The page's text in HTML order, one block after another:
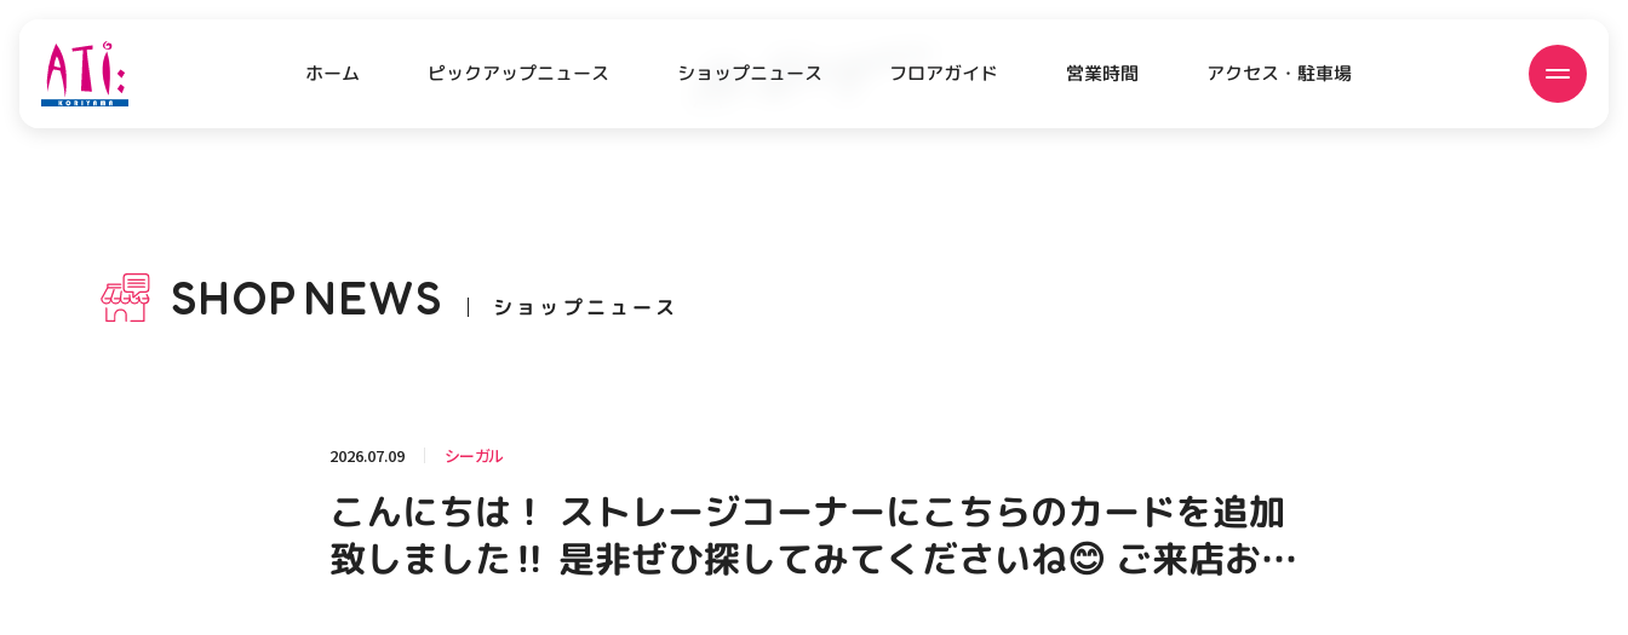
ホーム ピックアップニュース ショップニュース フロアガイド 営業時間 アクセス・駐車場
テナント出店募集
催事出店募集 EVENT
呪術廻戦PLAZA
EVENT
サイバーコネクトツー展
EVENT
店頭キッチンカースペース 出店
カレンダー
EVENT
お祭りBBQビアガーデン 屋上
で好評営業中！
CAMPAIGN
ヨドバシカメラ 平日限定1時
間駐車サービス
CAMPAIGN
プレミアム駐車サービス [4～
8F専門店対象]
SHOP NEWS ショップニュース
2026.07.09 シーガル
こんにちは！ ストレージコーナーにこちらのカードを追加
致しました‼️ 是非ぜひ探してみてくださいね😊 ご来店お待